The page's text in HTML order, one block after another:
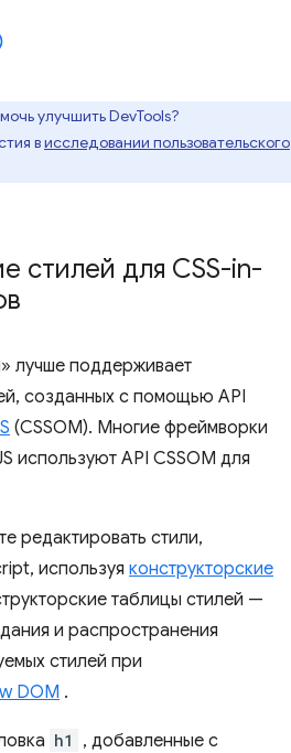
улучшить DevTools?
висследовании пользовательского
стилей для CSS-in-
лучше поддерживает
созданных с помощью API
(CSSOM). Многие фреймворки
используют API CSSOM для
редактировать стили,
используя конструкторские
таблицы стилей —
и распространения
стилей при
DOM .
h1
, добавленные с